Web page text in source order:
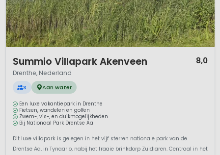
Summio Villapark Akenveen 8,0
Drenthe, Nederland
S Aan water
Een luxe vakantiepark in Drenthe
Fietsen, wandelen en golfen
Zwem-, vis-, en duikmogelijkheden
Bij Nationaal Park Drentse Aa
Dit luxe villapark is gelegen in het vijf sterren nationale park van de
Drentse Aa, in Tynaarlo, nabij het fraaie brinkdorp Zuidlaren. Centraal in het